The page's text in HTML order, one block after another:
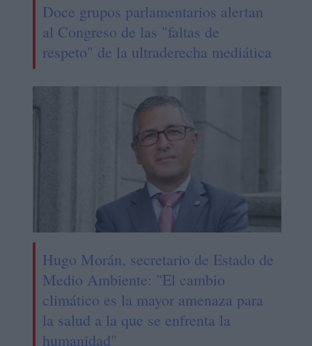
Doce grupos parlamentarios alertan
al Congreso de las "faltas de
respeto" de la ultraderecha mediática
Hugo Morán, secretario de Estado de
Medio Ambiente: "El cambio
climático es la mayor amenaza para
la salud a la que se enfrenta la
humanidad"